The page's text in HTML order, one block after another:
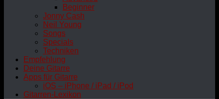
Beginner
Jonny Cash
Neil Young
Songs
Specials
Techniken
Empfehlung
Deine Gitarre
Apps für Gitarre
iOS – iPhone / iPad / iPod
Gitarren-Lexikon